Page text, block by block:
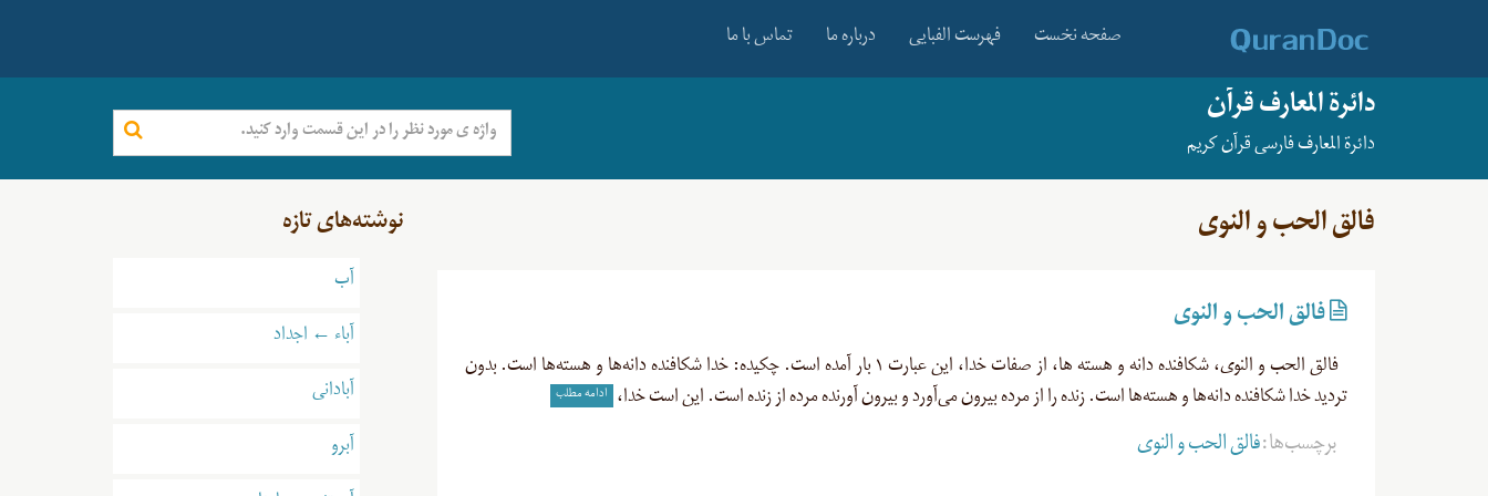
تماس با ما درباره ما فهرست الفبایی صفحه نخست
دائرة المعارف قرآن
دائرة المعارف فارسی قرآن کریم
فالق الحب و النوی
فالق الحب و النوی
فالق الحب و النوی، شکافنده دانه و هسته ها، از صفات خدا، این عبارت ۱ بار آمده است. چکیده: خدا شکافنده دانه‌ها و هسته‌ها است. بدون
تردید خدا شکافنده دانه‌ها و هسته‌ها است. زنده را از مرده بیرون می‌آورد و بیرون آورنده مرده از زنده است. این است خدا،
ادامه مطلب
برچسب‌ها:فالق الحب و النوی
نوشته‌های تازه
آب
آباء ← اجداد
آبادانی
آبرو